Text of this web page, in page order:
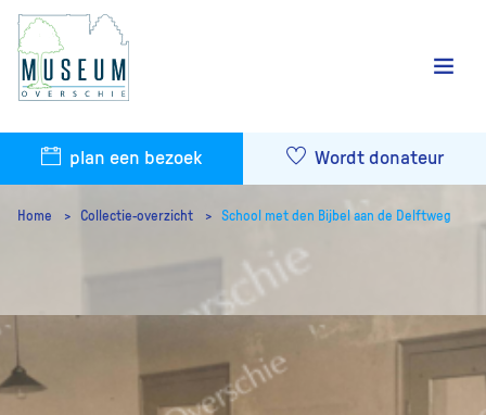
plan een bezoek Wordt donateur
Home Collectie-overzicht School met den Bijbel aan de Delftweg